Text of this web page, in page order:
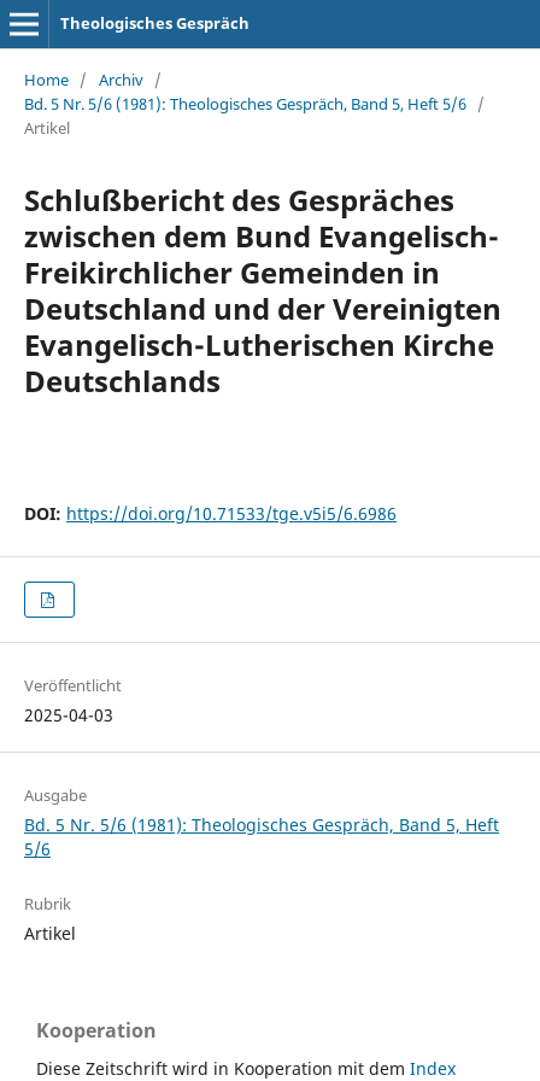
Theologisches Gespräch
Home / Archiv /
Bd. 5 Nr. 5/6 (1981): Theologisches Gespräch, Band 5, Heft 5/6 /
Artikel
Schlußbericht des Gespräches
zwischen dem Bund Evangelisch-
Freikirchlicher Gemeinden in
Deutschland und der Vereinigten
Evangelisch-Lutherischen Kirche
Deutschlands
DOI: https://doi.org/10.71533/tge.v5i5/6.6986
Veröffentlicht
2025-04-03
Ausgabe
Bd. 5 Nr. 5/6 (1981): Theologisches Gespräch, Band 5, Heft
5/6
Rubrik
Artikel
Kooperation
Diese Zeitschrift wird in Kooperation mit dem Index